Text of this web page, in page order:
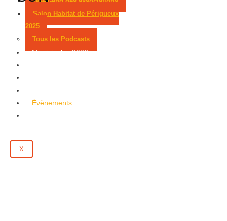
Salon Habitat de Périgueux
2025
Tous les Podcasts
Municipales 2026
Évènements
X